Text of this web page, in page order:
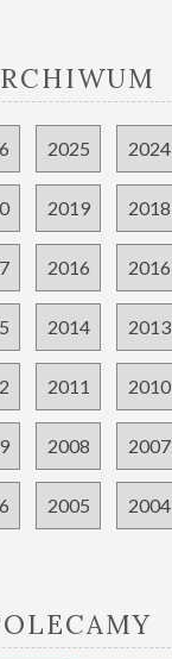
2025 2024
2019 2018
2016 2016
2014 2013
2011 2010
2008 2007
2005 2004